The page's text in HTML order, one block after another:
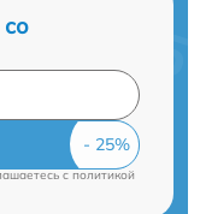
cполитикой